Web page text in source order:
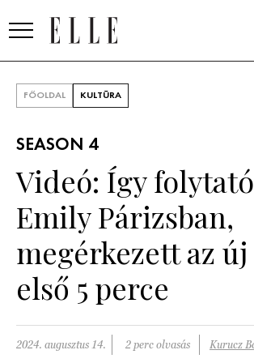
SZÉPSÉG
PSZICHÉ
PÁRKAPCSOLAT
FŐOLDAL KULTÚRA
SEASON 4
Videó: Így
Emily Párizsban,
megérkezett az új
első 5 perce
2024. augusztus 14. 2 perc olvasás Kurucz